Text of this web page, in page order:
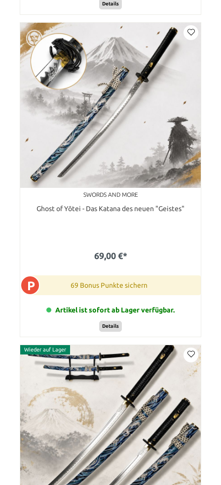
Details
SWORDS AND MORE
Ghost of Yōtei - Das Katana des neuen "Geistes"
69,00 €*
P 69 Bonus Punkte sichern
Artikel ist sofort ab Lager verfügbar.
Details
Wieder auf Lager